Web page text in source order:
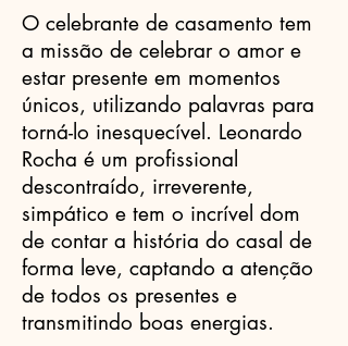
O celebrante de casamento tem
a missão de celebrar o amor e
estar presente em momentos
únicos, utilizando palavras para
torná-lo inesquecível. Leonardo
Rocha é um profissional
descontraído, irreverente,
simpático e tem o incrível dom
de contar a história do casal de
forma leve, captando a atenção
de todos os presentes e
transmitindo boas energias.